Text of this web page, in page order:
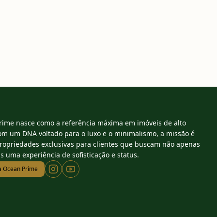
nasce como a referência máxima em imóveis de alto
um DNA voltado para o luxo e o minimalismo, a missão é
exclusivas para clientes que buscam não apenas
uma experiência de sofisticação e status.
Ocean Prime